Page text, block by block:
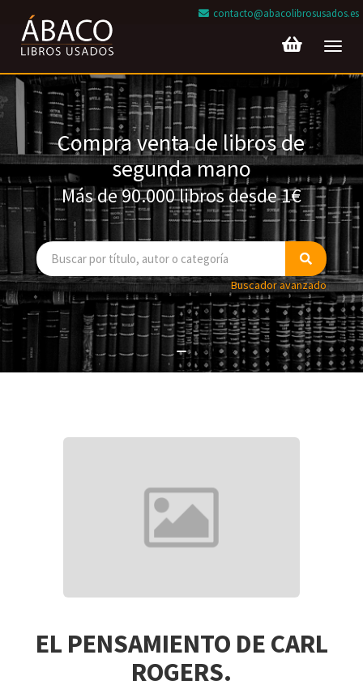
contacto@abacolibrosusados.es
Compra venta de libros de
segunda mano
Más de 90.000 libros desde 1€
Buscador avanzado
EL PENSAMIENTO DE CARL
ROGERS.